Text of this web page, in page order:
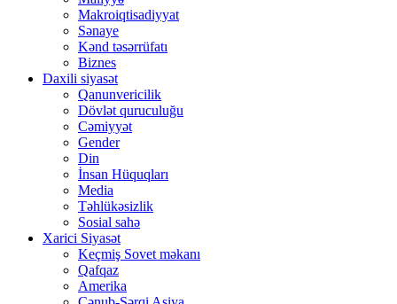
Makroiqtisadiyyat
Sənaye
Kənd təsərrüfatı
Biznes
Daxili siyasət
Qanunvericilik
Dövlət quruculuğu
Cəmiyyət
Gender
Din
İnsan Hüquqları
Media
Təhlükəsizlik
Sosial sahə
Xarici Siyasət
Keçmiş Sovet məkanı
Qafqaz
Amerika